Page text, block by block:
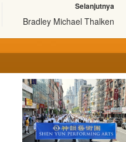
Selanjutnya
Bradley Michael Thalken